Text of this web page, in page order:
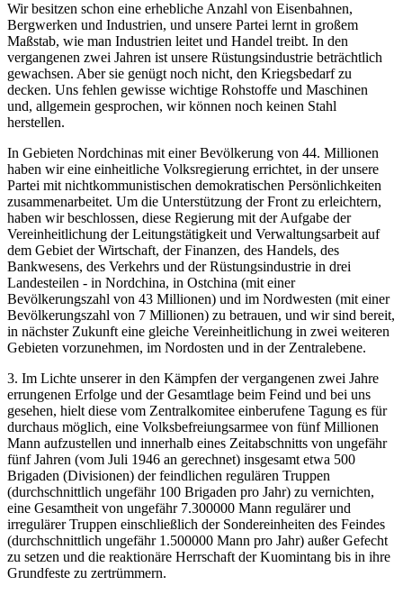
Wir besitzen schon eine erhebliche Anzahl von Eisenbahnen,
Bergwerken und Industrien, und unsere Partei lernt in großem
Maßstab, wie man Industrien leitet und Handel treibt. In den
vergangenen zwei Jahren ist unsere Rüstungsindustrie beträchtlich
gewachsen. Aber sie genügt noch nicht, den Kriegsbedarf zu
decken. Uns fehlen gewisse wichtige Rohstoffe und Maschinen
und, allgemein gesprochen, wir können noch keinen Stahl
herstellen.
In Gebieten Nordchinas mit einer Bevölkerung von 44. Millionen
haben wir eine einheitliche Volksregierung errichtet, in der unsere
Partei mit nichtkommunistischen demokratischen Persönlichkeiten
zusammenarbeitet. Um die Unterstützung der Front zu erleichtern,
haben wir beschlossen, diese Regierung mit der Aufgabe der
Vereinheitlichung der Leitungstätigkeit und Verwaltungsarbeit auf
dem Gebiet der Wirtschaft, der Finanzen, des Handels, des
Bankwesens, des Verkehrs und der Rüstungsindustrie in drei
Landesteilen - in Nordchina, in Ostchina (mit einer
Bevölkerungszahl von 43 Millionen) und im Nordwesten (mit einer
Bevölkerungszahl von 7 Millionen) zu betrauen, und wir sind bereit,
in nächster Zukunft eine gleiche Vereinheitlichung in zwei weiteren
Gebieten vorzunehmen, im Nordosten und in der Zentralebene.
3. Im Lichte unserer in den Kämpfen der vergangenen zwei Jahre
errungenen Erfolge und der Gesamtlage beim Feind und bei uns
gesehen, hielt diese vom Zentralkomitee einberufene Tagung es für
durchaus möglich, eine Volksbefreiungsarmee von fünf Millionen
Mann aufzustellen und innerhalb eines Zeitabschnitts von ungefähr
fünf Jahren (vom Juli 1946 an gerechnet) insgesamt etwa 500
Brigaden (Divisionen) der feindlichen regulären Truppen
(durchschnittlich ungefähr 100 Brigaden pro Jahr) zu vernichten,
eine Gesamtheit von ungefähr 7.300000 Mann regulärer und
irregulärer Truppen einschließlich der Sondereinheiten des Feindes
(durchschnittlich ungefähr 1.500000 Mann pro Jahr) außer Gefecht
zu setzen und die reaktionäre Herrschaft der Kuomintang bis in ihre
Grundfeste zu zertrümmern.